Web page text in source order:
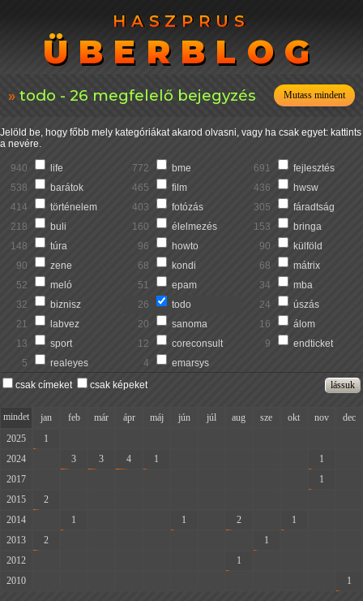
HASZPRUS
ÜBERBLOG
HASZPRUS
ÜBERBLOG
todo - 26 megfelelő bejegyzés Mutass mindent
Jelöld be, hogy főbb mely kategóriákat akarod olvasni, vagy ha csak egyet: kattints
a nevére.
940 life 772 bme 691
fejlesztés
538
barátok 465 film 436
hwsw
414
történelem 403 fotózás 305
fáradtság
218
buli 160 élelmezés 153
bringa
148
túra 96 howto 90
külföld
90
zene 68 kondi 68
mátrix
52
meló 51 epam 34
mba
32
biznisz 26 todo 24
úszás
21
labvez 20 sanoma 16
álom
13
sport 12 coreconsult 9
endticket
5
realeyes 4
emarsys
csak címeket
csak képeket
mindet jan feb már ápr máj jún júl aug sze okt nov
dec
2025
1
2024
3 3 4 1 1
2017
1
2015
2
2014
1 1 2 1
2013
2 1
2012
1
2010
1